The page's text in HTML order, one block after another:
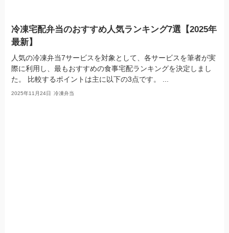
冷凍宅配弁当のおすすめ人気ランキング7選【2025年
最新】
人気の冷凍弁当7サービスを対象として、各サービスを筆者が実
際に利用し、最もおすすめの食事宅配ランキングを決定しまし
た。 比較するポイントは主に以下の3点です。 ...
2025年11月24日 冷凍弁当